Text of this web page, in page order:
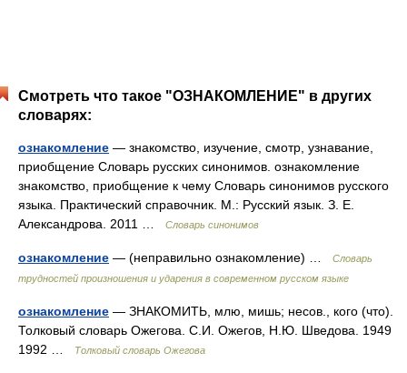
Смотреть что такое "ОЗНАКОМЛЕНИЕ" в других
словарях:
ознакомление — знакомство, изучение, смотр, узнавание,
приобщение Словарь русских синонимов. ознакомление
знакомство, приобщение к чему Словарь синонимов русского
языка. Практический справочник. М.: Русский язык. З. Е.
Александрова. 2011 …
Словарь синонимов
ознакомление — (неправильно ознакомление) …
Словарь
трудностей произношения и ударения в современном русском языке
ознакомление — ЗНАКОМИТЬ, млю, мишь; несов., кого (что).
Толковый словарь Ожегова. С.И. Ожегов, Н.Ю. Шведова. 1949
1992 …
Толковый словарь Ожегова